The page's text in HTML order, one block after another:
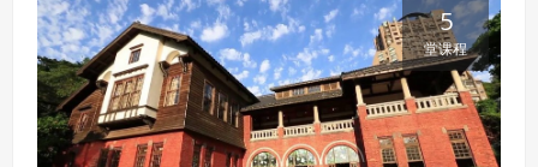
5
堂课程
本條約定不因本合約終止而失效。
五、聲明保證
會員聲明並保證會員於使用本系統時創作、上傳或張貼的著
作物，會員享有所有權或經合法授權。